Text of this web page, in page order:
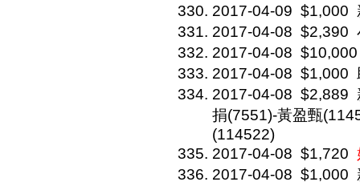
2017-04-09 $1,000
2017-04-08 $2,390
2017-04-08 $10,000
2017-04-08 $1,000
2017-04-08 $2,889
捐(7551)-黃盈甄
(114522)
2017-04-08 $1,720
2017-04-08 $1,000